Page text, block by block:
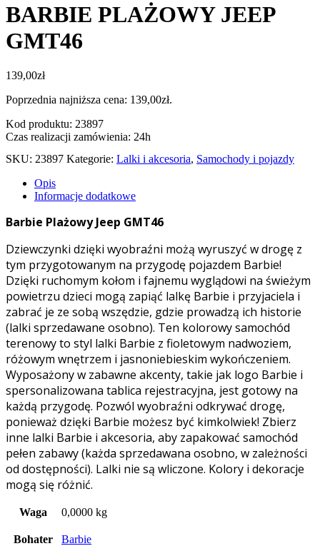
BARBIE PLAŻOWY JEEP
GMT46
139,00zł
Poprzednia najniższa cena: 139,00zł.
Kod produktu: 23897
Czas realizacji zamówienia: 24h
SKU: 23897 Kategorie: Lalki i akcesoria, Samochody i pojazdy
Opis
Informacje dodatkowe
Barbie Plażowy Jeep GMT46
Dziewczynki dzięki wyobraźni możą wyruszyć w drogę z
tym przygotowanym na przygodę pojazdem Barbie!
Dzięki ruchomym kołom i fajnemu wyglądowi na świeżym
powietrzu dzieci mogą zapiąć lalkę Barbie i przyjaciela i
zabrać je ze sobą wszędzie, gdzie prowadzą ich historie
(lalki sprzedawane osobno). Ten kolorowy samochód
terenowy to styl lalki Barbie z fioletowym nadwoziem,
różowym wnętrzem i jasnoniebieskim wykończeniem.
Wyposażony w zabawne akcenty, takie jak logo Barbie i
spersonalizowana tablica rejestracyjna, jest gotowy na
każdą przygodę. Pozwól wyobraźni odkrywać drogę,
ponieważ dzięki Barbie możesz być kimkolwiek! Zbierz
inne lalki Barbie i akcesoria, aby zapakować samochód
pełen zabawy (każda sprzedawana osobno, w zależności
od dostępności). Lalki nie są wliczone. Kolory i dekoracje
mogą się różnić.
Waga 0,0000 kg
Bohater Barbie